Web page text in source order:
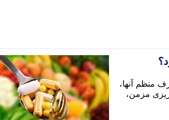
منظم آنها،
مزمن،